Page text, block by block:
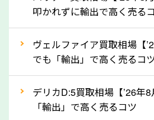
定を行い高価買取価格をつけ
ってきます！
自動車税の還付金は、先に年
月割りで返還されるものです。
還付金は早めに売却するほど
叩かれずに輸出で高く売る
ヴェルファイア買取相場【
でも「輸出」で高く売るコ
デリカD:5買取相場【’26年
「輸出」で高く売るコツ